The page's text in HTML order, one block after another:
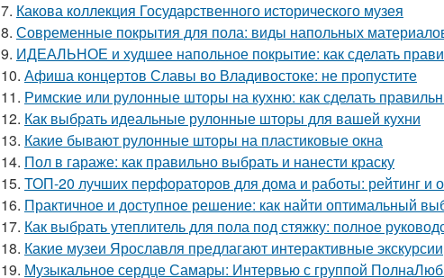
7. Какова коллекция Государственного исторического музея
8. Современные покрытия для пола: виды напольных
9. ИДЕАЛЬНОЕ и худшее напольное покрытие: как сделать
10. Афиша концертов Славы во Владивостоке: не пропустите
11. Римские или рулонные шторы на кухню: как сделать
12. Как выбрать идеальные рулонные шторы для вашей кухни
13. Какие бывают рулонные шторы на пластиковые окна
14. Пол в гараже: как правильно выбрать и нанести краску
15. ТОП-20 лучших перфораторов для дома и работы: рейтинг и
16. Практичное и доступное решение: как найти оптимальный
17. Как выбрать утеплитель для пола под стяжку: полное
18. Какие музеи Ярославля предлагают интерактивные экскурсии
19. Музыкальное сердце Самары: Интервью с группой